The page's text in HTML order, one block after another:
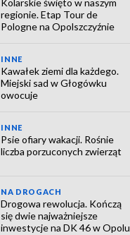
regionie. Etap Tour de
Pologne na Opolszczyźnie
INNE
Kawałek ziemi dla każdego.
Miejski sad w Głogówku
owocuje
INNE
Psie ofiary wakacji. Rośnie
liczba porzuconych zwierząt
NA DROGACH
Drogowa rewolucja. Kończą
się dwie najważniejsze
inwestycje na DK 46 w Opolu